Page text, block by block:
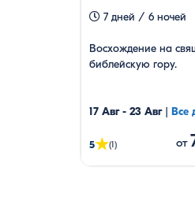
7 дней / 6 ночей
Восхождение на
библейскую гору.
17 Авг - 23 Авг| Все
5★(1) от